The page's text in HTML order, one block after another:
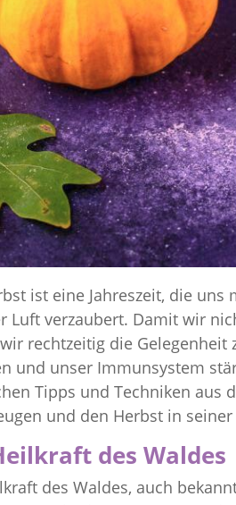
ist eine Jahreszeit, die
Luft verzaubert. Damit wir
rechtzeitig die Gelegenheit
und unser Immunsystem
Tipps und Techniken aus
und den Herbst in
des Waldes
des Waldes, auch